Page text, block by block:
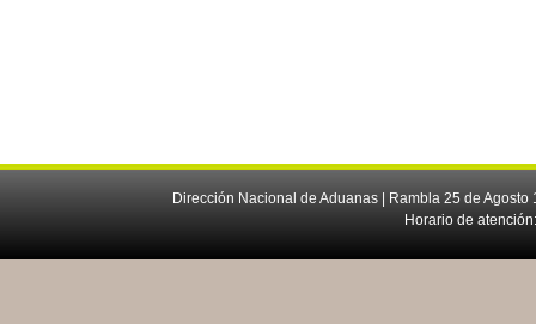
Dirección Nacional de Aduanas | Rambla 25 de
Horario de